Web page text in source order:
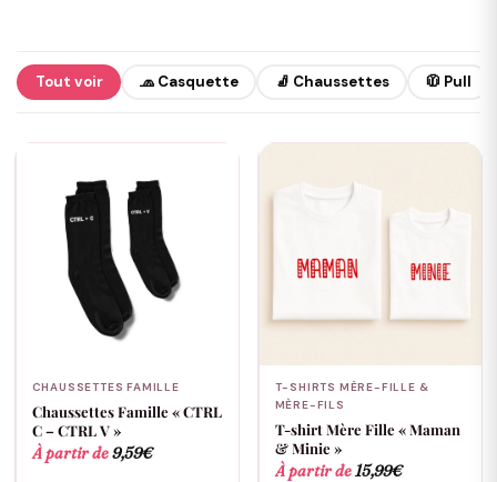
Tout voir 🧢 Casquette 🧦 Chaussettes 🧥 Pull
CHAUSSETTES FAMILLE
Chaussettes Famille « CTRL
C – CTRL V »
À partir de9,59€
T-SHIRTS MÈRE-FILLE &
MÈRE-FILS
T-shirt Mère Fille « Maman
& Minie »
À partir de15,99€